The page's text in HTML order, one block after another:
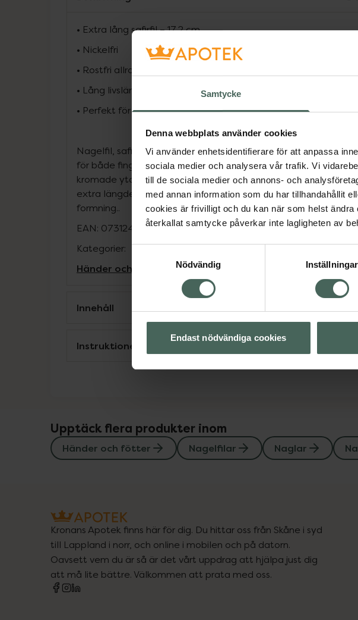
Samtycke
Denna webbplats använder cookies
Vi använder enhetsidentifierare för att anpassa
sociala medier och analysera vår trafik. Vi
till de sociala medier och annons- och
med annan information som du har tillhandahållit
cookies är frivilligt och du kan när som helst
återkallat samtycke påverkar inte lagligheten av
Nödvändig
Inställningar
Endast nödvändiga cookies
• Extra lång safirfil – 17,2 cm
• Nickelfri
• Rostfri allroundfil med dubbelsidigt kromat blad
• Lång livslängd och hållbar konstruktion
• Perfekt för noggrann nagelfilning och formning
Nagelfil, safirfil är en hållbar och precisionsdesignad fil som
för både fingernaglar och tånaglar. Den rostfria, dubbelsidiga
kromade ytan ger effektiv och jämn filning med lång livslängd.
extra längden gör filen enkel att hantera och ger bra kontroll
formning..
EAN: 07312489983969
Kategorier:
Händer och fötter NagelfilarNaglar
Innehåll
Instruktioner
Upptäck flera produkter inom
Händer och fötter Nagelfilar Naglar
Kronans Apotek finns här för dig. Du hittar oss från Skåne i syd
till Lappland i norr, och online i mobilen och på datorn.
Oavsett vem du är så är det vårt uppdrag att hjälpa just dig
att må lite bättre. Välkommen att prata med oss.